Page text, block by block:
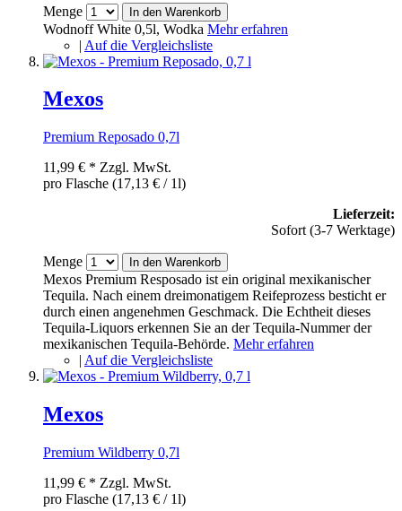
Menge In den Warenkorb
Wodnoff White 0,5l, Wodka Mehr erfahren
| Auf die Vergleichsliste
Mexos
Premium Reposado 0,7l
11,99 € * Zzgl. MwSt.
pro Flasche (17,13 € / 1l)
Lieferzeit:
Sofort (3-7 Werktage)
Menge In den Warenkorb
Mexos Premium Resposado ist ein original mexikanischer
Tequila. Nach einem dreimonatigem Reifeprozess besticht er
durch einen angenehmen Geschmack. Die Echtheit dieses
Tequila-Liquors erkennen Sie an der Tequila-Nummer der
mexikanischen Tequila-Behörde. Mehr erfahren
| Auf die Vergleichsliste
Mexos
Premium Wildberry 0,7l
11,99 € * Zzgl. MwSt.
pro Flasche (17,13 € / 1l)